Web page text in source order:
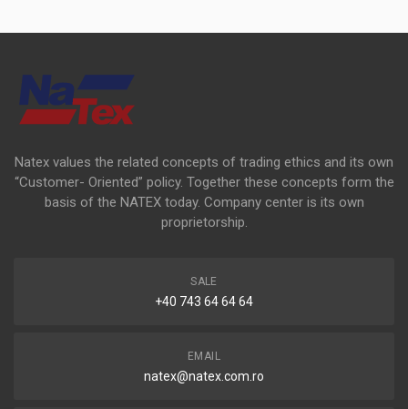
Natex values the related concepts of trading ethics and its own
“Customer- Oriented” policy. Together these concepts form the
basis of the NATEX today. Company center is its own
proprietorship.
SALE
+40 743 64 64 64
EMAIL
natex@natex.com.ro